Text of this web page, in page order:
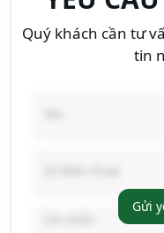
Quý khách cần tư
tin
Gửi